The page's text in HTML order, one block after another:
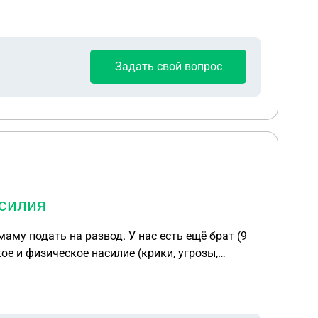
Задать свой вопрос
подать на развод. У нас есть ещё брат (9
— на госпредприятии (около 40 000 руб./